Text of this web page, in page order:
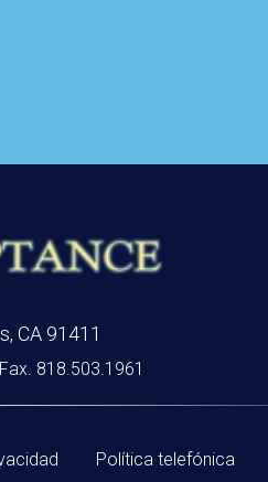
CA 91411
Fax. 818.503.1961
Política telefónica